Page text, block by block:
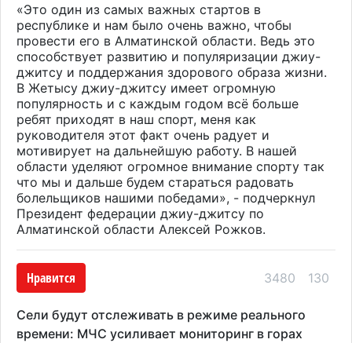
«Это один из самых важных стартов в
республике и нам было очень важно, чтобы
провести его в Алматинской области. Ведь это
способствует развитию и популяризации джиу-
джитсу и поддержания здорового образа жизни.
В Жетысу джиу-джитсу имеет огромную
популярность и с каждым годом всё больше
ребят приходят в наш спорт, меня как
руководителя этот факт очень радует и
мотивирует на дальнейшую работу. В нашей
области уделяют огромное внимание спорту так
что мы и дальше будем стараться радовать
болельщиков нашими победами», - подчеркнул
Президент федерации джиу-джитсу по
Алматинской области Алексей Рожков.
Нравится 3480 130
Сели будут отслеживать в режиме реального
времени: МЧС усиливает мониторинг в горах